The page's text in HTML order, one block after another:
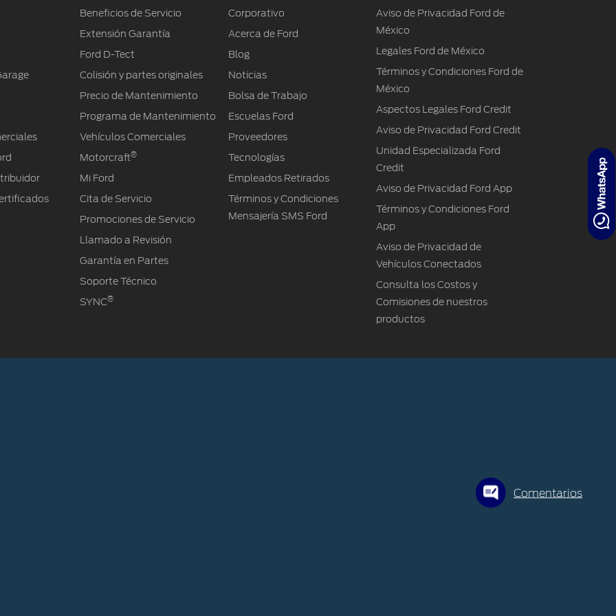
Beneficios de Servicio
Extensión Garantía
Ford D-Tect
Colisión y partes originales
Precio de Mantenimiento
Programa de Mantenimiento
Vehículos Comerciales
Motorcraft®
Mi Ford
Cita de Servicio
Promociones de Servicio
Llamado a Revisión
Garantía en Partes
Soporte Técnico
SYNC®
Corporativo
Acerca de Ford
Blog
Noticias
Bolsa de Trabajo
Escuelas Ford
Proveedores
Tecnologías
Empleados Retirados
Términos y Condiciones
Mensajería SMS Ford
Aviso de Privacidad Ford de
México
Legales Ford de México
Términos y Condiciones Ford de
México
Aspectos Legales Ford Credit
Aviso de Privacidad Ford Credit
Unidad Especializada Ford
Credit
Aviso de Privacidad Ford App
Términos y Condiciones Ford
App
Aviso de Privacidad de
Vehículos Conectados
Consulta los Costos y
Comisiones de nuestros
productos
Comentarios